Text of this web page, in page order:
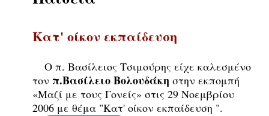
Κατ' οίκον εκπαίδευση
Ο π. Βασίλειος Τσιμούρης είχε καλεσμένο
τον π.Βασίλειο Βολουδάκη στην εκπομπή
«Μαζί με τους Γονείς» στις 29 Νοεμβρίου
2006 με θέμα "Κατ' οίκον εκπαίδευση ".